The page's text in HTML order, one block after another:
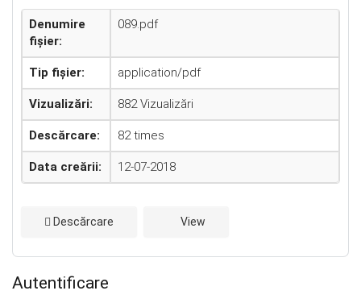
Denumire
fișier:
089.pdf
Tip fișier: application/pdf
Vizualizări: 882 Vizualizări
Descărcare: 82 times
Data creării: 12-07-2018
Descărcare View
Autentificare